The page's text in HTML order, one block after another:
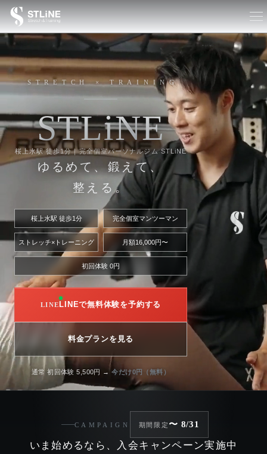
STRETCH × TRAINING
STLiNE
桜上水駅 徒歩1分｜完全個室パーソナルジム STLiNE
ゆるめて、鍛えて、
整える。
桜上水駅 徒歩1分 完全個室マンツーマン
ストレッチ×トレーニング 月額16,000円〜
初回体験 0円
LINEで無料体験を予約する
料金プランを見る
通常 初回体験 5,500円 →今だけ0円（無料）
CAMPAIGN 期間限定〜 8/31
いま始めるなら、入会キャンペーン実施中